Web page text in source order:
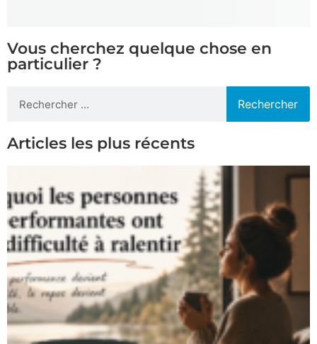
Vous cherchez quelque chose en
particulier ?
Rechercher
Articles les plus récents